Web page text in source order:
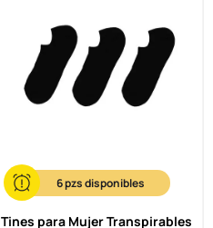
6
Tines para Mujer Transpirables